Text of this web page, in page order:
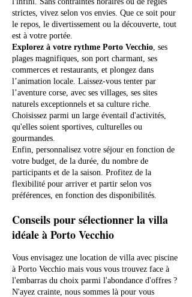
strictes, vivez selon vos envies. Que ce soit pour
le repos, le divertissement ou la découverte, tout
est à votre portée.
Explorez à votre rythme Porto Vecchio, ses
plages magnifiques, son port charmant, ses
commerces et restaurants, et plongez dans
l’animation locale. Laissez-vous tenter par
l’aventure corse, avec ses villages, ses sites
naturels exceptionnels et sa culture riche.
Choisissez parmi un large éventail d'activités,
qu'elles soient sportives, culturelles ou
gourmandes.
Enfin, personnalisez votre séjour en fonction de
votre budget, de la durée, du nombre de
participants et de la saison. Profitez de la
flexibilité pour arriver et partir selon vos
préférences, en fonction des disponibilités.
Conseils pour sélectionner la villa
idéale à Porto Vecchio
Vous envisagez une location de villa avec piscine
à Porto Vecchio mais vous vous trouvez face à
l'embarras du choix parmi l'abondance d'offres ?
N'ayez crainte, nous sommes là pour vous